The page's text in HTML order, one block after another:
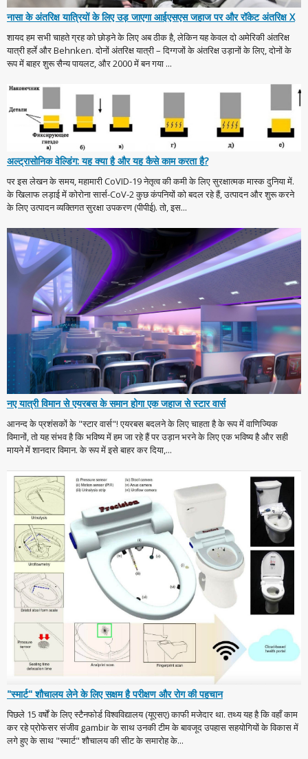
नासा के अंतरिक्ष यात्रियों के लिए उड़ जाएगा आईएसएस जहाज पर और रॉकेट अंतरिक्ष X
शायद हम सभी चाहते ग्रह को छोड़ने के लिए अब ठीक है, लेकिन यह केवल दो अमेरिकी अंतरिक्ष
यात्री हर्ले और Behnken. दोनों अंतरिक्ष यात्री – दिग्गजों के अंतरिक्ष उड़ानों के लिए, दोनों के
रूप में बाहर शुरू सैन्य पायलट, और 2000 में बन गया ...
अल्ट्रासोनिक वेल्डिंग: यह क्या है और यह कैसे काम करता है?
पर इस लेखन के समय, महामारी CoVID-19 नेतृत्व की कमी के लिए सुरक्षात्मक मास्क दुनिया में.
के खिलाफ लड़ाई में कोरोना सार्स-CoV-2 कुछ कंपनियों को बदल रहे हैं, उत्पादन और शुरू करने
के लिए उत्पादन व्यक्तिगत सुरक्षा उपकरण (पीपीई). तो, इस...
नए यात्री विमान से एयरबस के समान होगा एक जहाज से स्टार वार्स
आनन्द के प्रशंसकों के "स्टार वार्स"! एयरबस बदलने के लिए चाहता है के रूप में वाणिज्यिक
विमानों, तो यह संभव है कि भविष्य में हम जा रहे हैं पर उड़ान भरने के लिए एक भविष्य है और सही
मायने में शानदार विमान. के रूप में इसे बाहर कर दिया,...
"स्मार्ट" शौचालय लेने के लिए सक्षम है परीक्षण और रोग की पहचान
पिछले 15 वर्षों के लिए स्टैनफोर्ड विश्वविद्यालय (यूएसए) काफी मजेदार था. तथ्य यह है कि वहाँ काम
कर रहे प्रोफेसर संजीव gambir के साथ उनकी टीम के बावजूद उपहास सहयोगियों के विकास में
लगे हुए के साथ "स्मार्ट" शौचालय की सीट के समारोह के...